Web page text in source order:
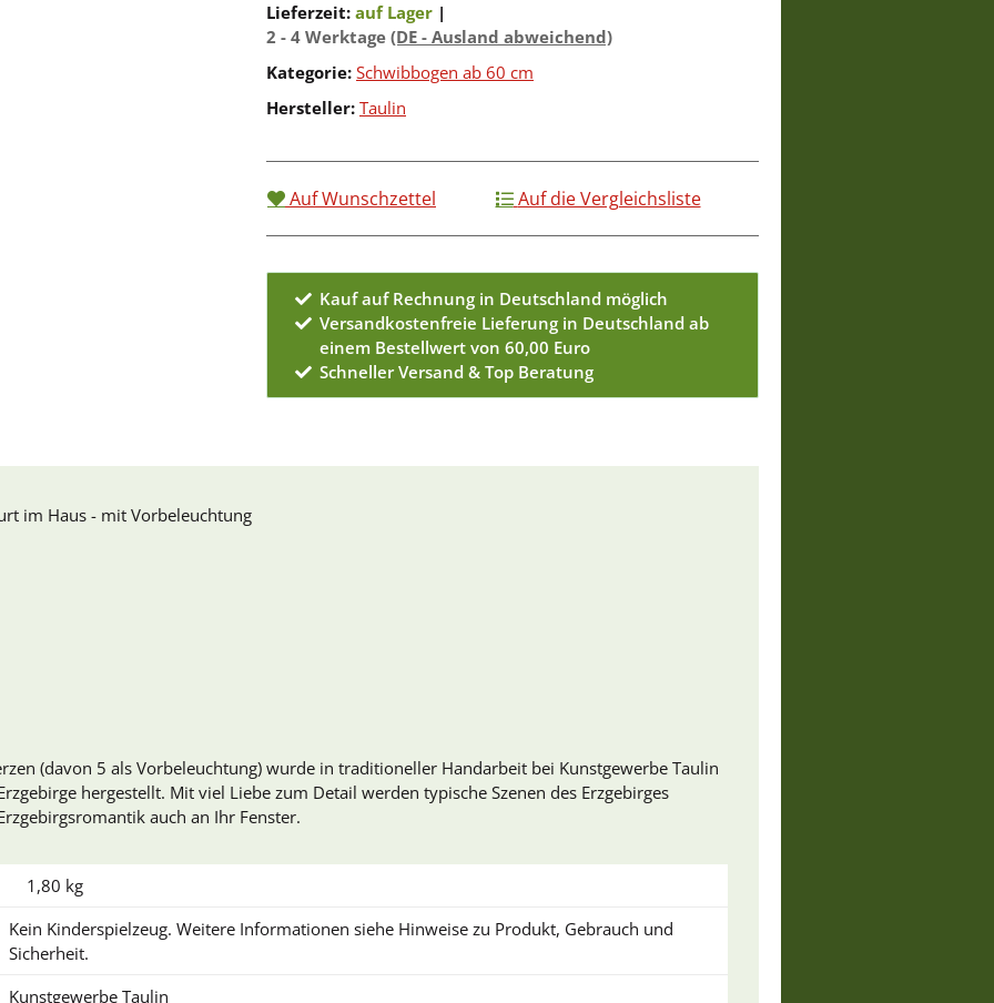
Lieferzeit: auf Lager |
2 - 4 Werktage (DE - Ausland abweichend)
Kategorie: Schwibbogen ab 60 cm
Hersteller: Taulin
Auf Wunschzettel Auf die Vergleichsliste
Kauf auf Rechnung in Deutschland möglich
Versandkostenfreie Lieferung in Deutschland ab
einem Bestellwert von 60,00 Euro
Schneller Versand & Top Beratung
im Haus - mit Vorbeleuchtung
(davon 5 als Vorbeleuchtung) wurde in traditioneller Handarbeit bei Kunstgewerbe Taulin
hergestellt. Mit viel Liebe zum Detail werden typische Szenen des Erzgebirges
auch an Ihr Fenster.
1,80 kg
Kein Kinderspielzeug. Weitere Informationen siehe Hinweise zu Produkt, Gebrauch und
Sicherheit.
Kunstgewerbe Taulin